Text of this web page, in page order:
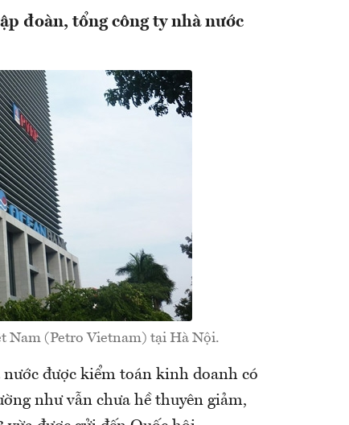
đoàn, tổng công ty nhà nước
Nam (Petro Vietnam) tại Hà Nội.
được kiểm toán kinh doanh có
như vẫn chưa hề thuyên giảm,